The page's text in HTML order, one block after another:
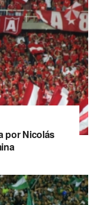
por Nicolás